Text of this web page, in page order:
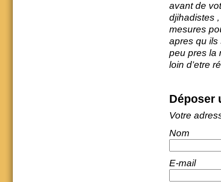
avant de
djihadistes
mesures
apres qu ils
peu pres la
loin d’etre
Déposer
Votre
Nom
E-mail